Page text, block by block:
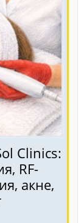
Clinics:
RF-
акне,